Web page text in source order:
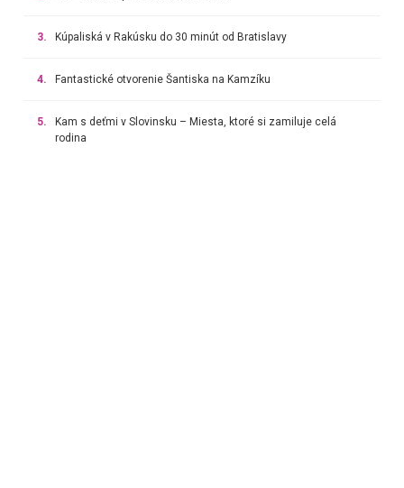
3. Kúpaliská v Rakúsku do 30 minút od Bratislavy
4. Fantastické otvorenie Šantiska na Kamzíku
5.
Kam s deťmi v Slovinsku – Miesta, ktoré si zamiluje celá
rodina